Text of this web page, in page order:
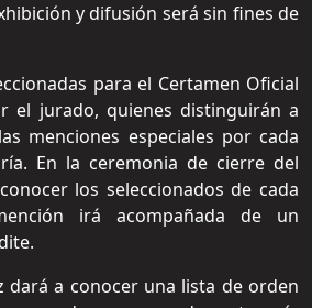
y difusión será sin fines de
para el Certamen Oficial
el jurado, quienes distinguirán a
menciones especiales por cada
En la ceremonia de cierre del
los seleccionados de cada
irá acompañada de un
dará a conocer una lista de orden